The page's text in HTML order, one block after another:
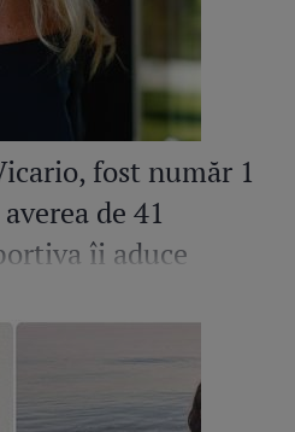
fost număr 1
de 41
îi aduce